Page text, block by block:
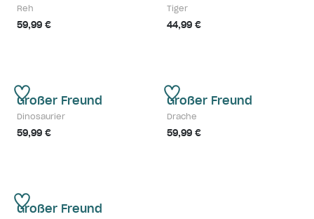
Reh
59,99 €
Tiger
44,99 €
Großer Freund
Dinosaurier
59,99 €
Großer Freund
Drache
59,99 €
Großer Freund